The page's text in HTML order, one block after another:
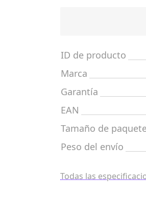
ID de producto
Marca
Garantía
EAN
Tamaño de
Peso del envío
Todas las